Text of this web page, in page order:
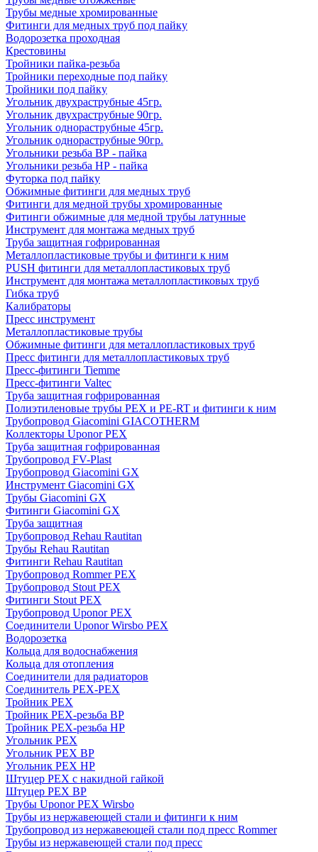
Трубы медные хромированные
Фитинги для медных труб под пайку
Водорозетка проходная
Крестовины
Тройники пайка-резьба
Тройники переходные под пайку
Тройники под пайку
Угольник двухраструбные 45гр.
Угольник двухраструбные 90гр.
Угольник однораструбные 45гр.
Угольник однораструбные 90гр.
Угольники резьба ВР - пайка
Угольники резьба НР - пайка
Футорка под пайку
Обжимные фитинги для медных труб
Фитинги для медной трубы хромированные
Фитинги обжимные для медной трубы латунные
Инструмент для монтажа медных труб
Труба защитная гофрированная
Металлопластиковые трубы и фитинги к ним
PUSH фитинги для металлопластиковых труб
Инструмент для монтажа металлопластиковых труб
Гибка труб
Калибраторы
Пресс инструмент
Металлопластиковые трубы
Обжимные фитинги для металлопластиковых труб
Пресс фитинги для металлопластиковых труб
Пресс-фитинги Tiemme
Пресс-фитинги Valtec
Труба защитная гофрированная
Полиэтиленовые трубы PEX и PE-RT и фитинги к ним
Трубопровод Giacomini GIACOTHERM
Коллекторы Uponor PEX
Труба защитная гофрированная
Трубопровод FV-Plast
Трубопровод Giacomini GX
Инструмент Giacomini GX
Трубы Giacomini GX
Фитинги Giacomini GX
Труба защитная
Трубопровод Rehau Rautitan
Трубы Rehau Rautitan
Фитинги Rehau Rautitan
Трубопровод Rommer PEX
Трубопровод Stout PEX
Фитинги Stout PEX
Трубопровод Uponor PEX
Соединители Uponor Wirsbo PEX
Водорозетка
Кольца для водоснабжения
Кольца для отопления
Соединители для радиаторов
Соединитель PEX-PEX
Тройник PEX
Тройник PEX-резьба ВР
Тройник PEX-резьба НР
Угольник PEX
Угольник PEX ВР
Угольник PEX НР
Штуцер PEX c накидной гайкой
Штуцер PEX ВР
Трубы Uponor PEX Wirsbo
Трубы из нержавеющей стали и фитинги к ним
Трубопровод из нержавеющей стали под пресс Rommer
Трубы из нержавеющей стали под пресс